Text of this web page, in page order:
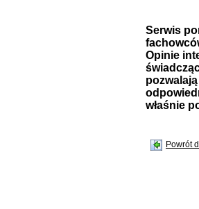
Serwis
Opinie
właśnie
Powrót